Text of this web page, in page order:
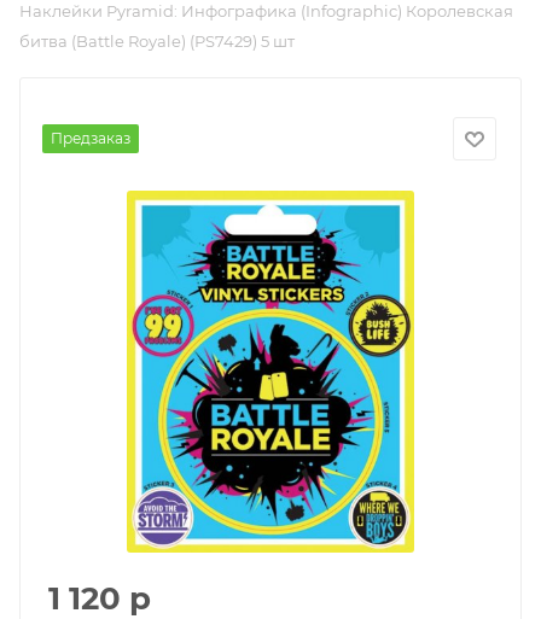
Наклейки Pyramid: Инфографика (Infographic) Королевская
битва (Battle Royale) (PS7429) 5 шт
Предзаказ
1 120 р